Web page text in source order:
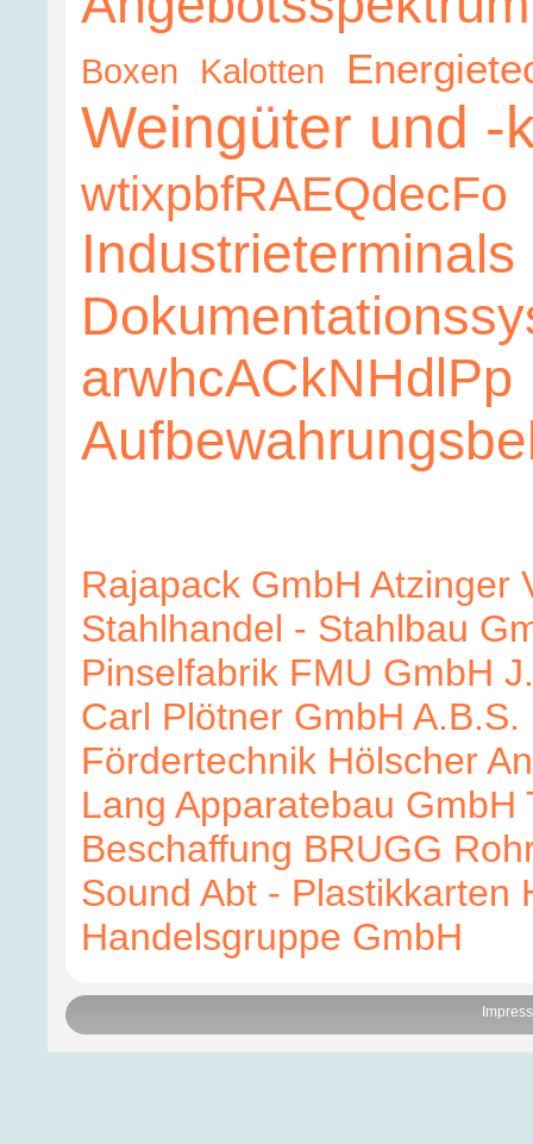
Boxen Kalotten
Weingüter und -
wtixpbfRAEQdecFo
Industrieterminals
arwhcACkNHdlPp
Rajapack GmbH Atzinger
Stahlhandel - Stahlbau
Pinselfabrik FMU GmbH
Carl Plötner GmbH A.B.S.
Fördertechnik Hölscher
Lang Apparatebau GmbH
Beschaffung BRUGG
Sound Abt - Plastikkarten
Handelsgruppe GmbH